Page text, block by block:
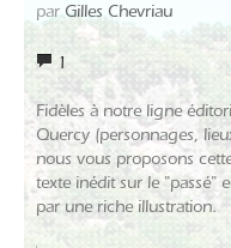
parGilles Chevriau
1
Fidèles à notre ligne
Quercy (personnages,
nous vous proposons
texte inédit sur le "passé"
par une riche illustration.